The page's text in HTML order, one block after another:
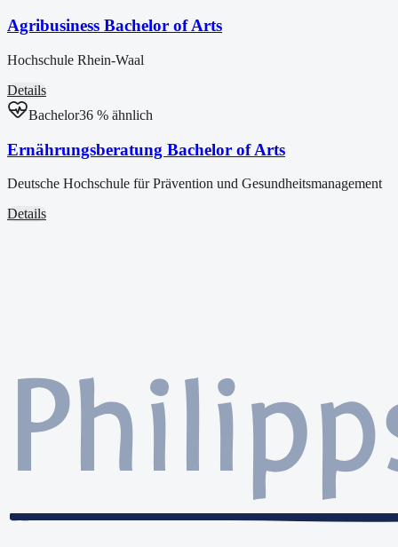
Agribusiness Bachelor of Arts
Hochschule Rhein-Waal
Details
Bachelor36 % ähnlich
Ernährungsberatung Bachelor of Arts
Deutsche Hochschule für Prävention und Gesundheitsmanagement
Details